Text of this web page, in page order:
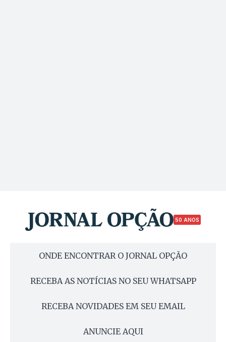
50 ANOS
ONDE ENCONTRAR O JORNAL OPÇÃO
RECEBA AS NOTÍCIAS NO SEU WHATSAPP
RECEBA NOVIDADES EM SEU EMAIL
ANUNCIE AQUI